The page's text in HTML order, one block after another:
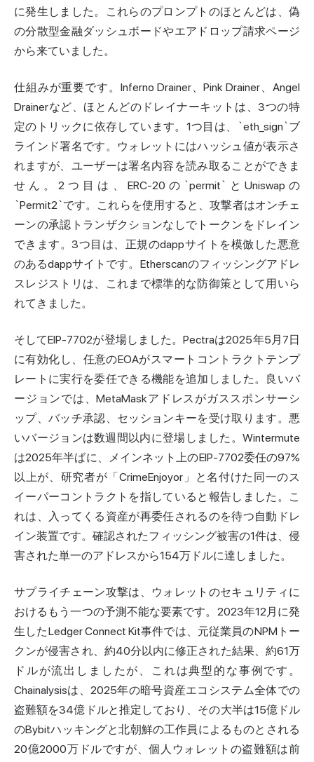
に発生しました。これらのプロンプトのほとんどは、偽
の分散型金融ダッシュボードやエアドロップ請求ページ
から来ていました。
仕組みが重要です。Inferno Drainer、Pink Drainer、Angel
Drainerなど、ほとんどのドレイナーキットは、3つの特
定のトリックに依存しています。1つ目は、`eth_sign`ブ
ラインド署名です。ウォレットにはハッシュ値が表示さ
れますが、ユーザーは署名内容を読み取ることができま
せん。2つ目は、ERC-20の`permit`とUniswapの
`Permit2`です。これらを使用すると、攻撃者はオンチェ
ーンの承認トランザクションなしでトークンをドレイン
できます。3つ目は、正規のdappサイトを模倣した悪意
のあるdappサイトです。Etherscanのフィッシングアドレ
スレジストリは、これまで標準的な防御策として用いら
れてきました。
そしてEIP-7702が登場しました。Pectraは2025年5月7日
に有効化し、任意のEOAがスマートコントラクトテンプ
レートに実行を委任できる機能を追加しました。良いバ
ージョンでは、MetaMaskアドレスがガススポンサーシ
ップ、バッチ承認、セッションキーを受け取ります。悪
いバージョンは数週間以内に登場しました。Wintermute
は2025年半ばに、メインネット上のEIP-7702委任の97%
以上が、研究者が「CrimeEnjoyor」と名付けた同一のス
イーパーコントラクトを指していると報告しました。こ
れは、入ってくる資産が再委任されるのを待つ自動ドレ
イン装置です。確認されたフィッシング被害の1件は、侵
害された単一のアドレスから154万ドルに達しました。
サプライチェーン攻撃は、ウォレットのセキュリティに
おけるもう一つの予測不能な要素です。2023年12月に発
生したLedger Connect Kit事件では、元従業員のNPMトー
クンが侵害され、約40分以内に修正された結果、約61万
ドルが流出しましたが、これは典型的な事例です。
Chainalysisは、2025年の暗号資産エコシステム全体での
盗難額を34億ドルと推定しており、その大半は15億ドル
のBybitハッキングと北朝鮮の工作員によるものとされる
20億2000万ドルですが、個人ウォレットの盗難額は前